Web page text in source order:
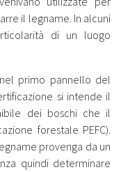
il legname. In alcuni
di un luogo
primo pannello del
si intende il
dei boschi che il
forestale PEFC).
provenga da un
quindi determinare